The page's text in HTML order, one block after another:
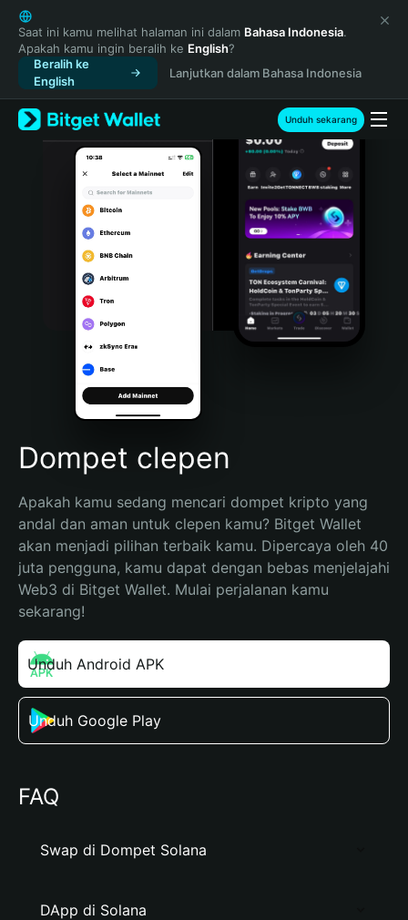
English
日本語
Tiếng Việt
Русский
Español (Latinoamérica)
Türkçe
Italiano
Português (Portugal)
Bahasa Indonesia
Português (Brasil)
Español (Argentina)
Saat ini kamu melihat halaman ini dalam Bahasa Indonesia.
Apakah kamu ingin beralih ke English?
Beralih ke
English
Lanjutkan dalam Bahasa Indonesia
Unduh sekarang
Dompet clepen
Apakah kamu sedang mencari dompet kripto yang
andal dan aman untuk clepen kamu? Bitget Wallet
akan menjadi pilihan terbaik kamu. Dipercaya oleh 40
juta pengguna, kamu dapat dengan bebas menjelajahi
Web3 di Bitget Wallet. Mulai perjalanan kamu
sekarang!
Unduh Android APK
Unduh Google Play
FAQ
Swap di Dompet Solana
DApp di Solana